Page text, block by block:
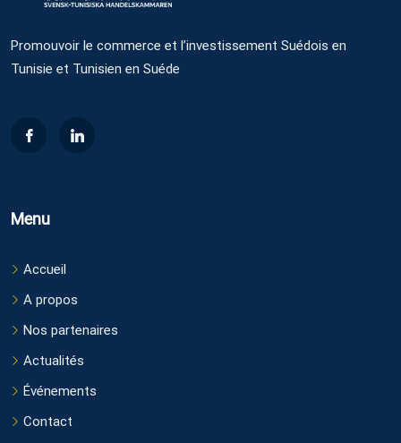
Promouvoir le commerce et l’investissement Suédois en
Tunisie et Tunisien en Suéde
Menu
Accueil
A propos
Nos partenaires
Actualités
Événements
Contact